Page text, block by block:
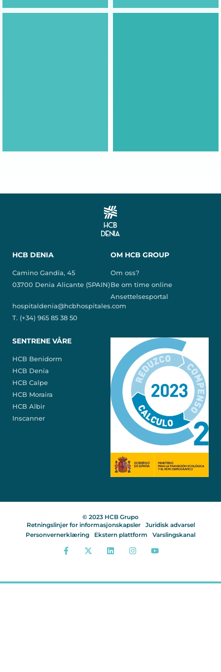
HCB DENIA
Camino Gandía, 45
03700 Denia Alicante (SPAIN)
hospitaldenia@hcbhospitales.com
T. (+34) 965 85 38 50
OM HCB GROUP
Om oss?
Be om time online
Ansettelsesportal
SENTRENE VÅRE
HCB Benidorm
HCB Denia
HCB Calpe
HCB Moraira
HCB Albir
Inscanner
© 2023 HCB Grupo
Retningslinjer for informasjonskapsler
Juridisk advarsel
Personvernerklæring
Ekstern plattform Varslingskanal